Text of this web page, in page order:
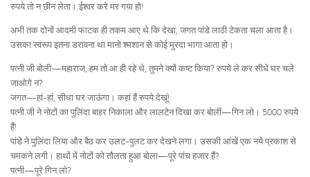
रुपये तो न छीन लेता। ईश्वर करे मर गया हो!
अभी तक दोनों आदमी फाटक ही तकम आए थे कि देखा, जगत पांडे लाठी टेकता चला आता है।
उसका स्वरूप इतना डरावना था मानो श्मशान से कोई मुरदा भागा आता हो।
पत्नी जी बोली—महाराज, हम तो आ ही रहे थे, तुमने क्यों कष्ट किया? रुपये ले कर सीधे घर चले
जाओगे न?
जगत—हां-हां, सीधा घर जाऊंगा। कहां हैं रुपये देखूं!
पत्नी जी ने नोटों का पुलिंदा बाहर निकाला और लालटेन दिखा कर बोलीं—गिन लो। 5000 रुपये
हैं!
पांडे ने पुलिंदा लिया और बैठ कर उलट-पुलट कर देखने लगा। उसकी आंखें एक नये प्रकाश से
चमकने लगी। हाथों में नोटों को तौलता हुआ बोला—पूरे पांच हजार हैं?
पत्नी—पूरे गिन लो?